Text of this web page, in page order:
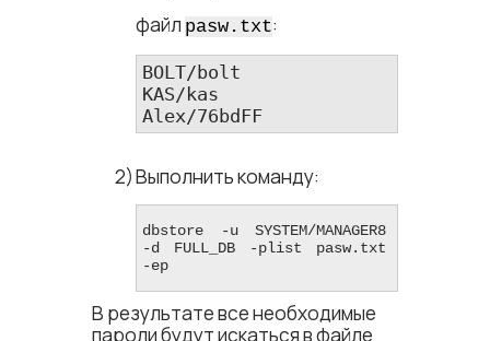
файл pasw.txt:
BOLT/bolt
KAS/kas
Alex/76bdFF
Выполнить команду:
dbstore -u SYSTEM/MANAGER8
-d FULL_DB -plist pasw.txt
-ep
В результате все необходимые
пароли будут искаться в файле